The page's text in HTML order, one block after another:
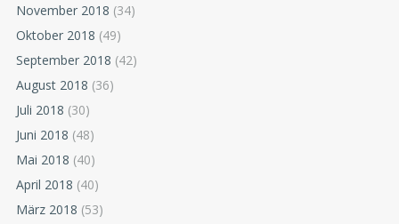
November 2018 (34)
Oktober 2018 (49)
September 2018 (42)
August 2018 (36)
Juli 2018 (30)
Juni 2018 (48)
Mai 2018 (40)
April 2018 (40)
März 2018 (53)